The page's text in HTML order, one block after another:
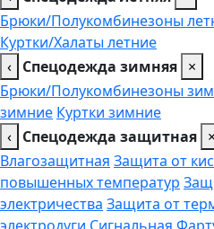
Брюки/Полукомбинезоны
Куртки/Халаты летние
‹ Спецодежда зимняя ×
Брюки/Полукомбинезоны
зимние Куртки зимние
‹ Спецодежда защитная ×
Влагозащитная Защита от
повышенных температур
электричества Защита от